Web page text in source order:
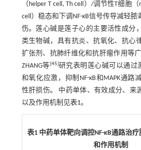
（helper T cell, Th cell）/调节性T细胞（
cell）稳态和下调NF-κB信号传导减轻
伤。莲心碱是莲子心的主要活性成分
类生物碱，具有抗炎、抗氧化、抗心
扩张剂、抗肺纤维化和抗肝瘤作用等
ZHANG等[45]研究表明莲心碱可以通过
和氧化应激，抑制NF-κB和MAPK通路
性肝损伤。 中药单体、有效成分、来
以及作用机制见表1。
表1 中药单体靶向调控NF-κB通路治
和作用机制